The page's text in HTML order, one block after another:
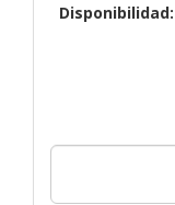
Disponibilidad: